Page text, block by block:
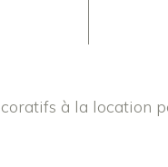
à la location